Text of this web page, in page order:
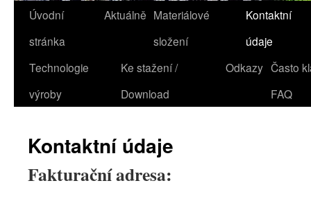
Přejít
obsahu
webu
Úvodní
stránka
Aktuálně Materiálové
složení
Kontaktní
údaje
Technologie
výroby
Ke stažení /
Download
Odkazy Často
FAQ
Kontaktní údaje
Fakturační adresa: